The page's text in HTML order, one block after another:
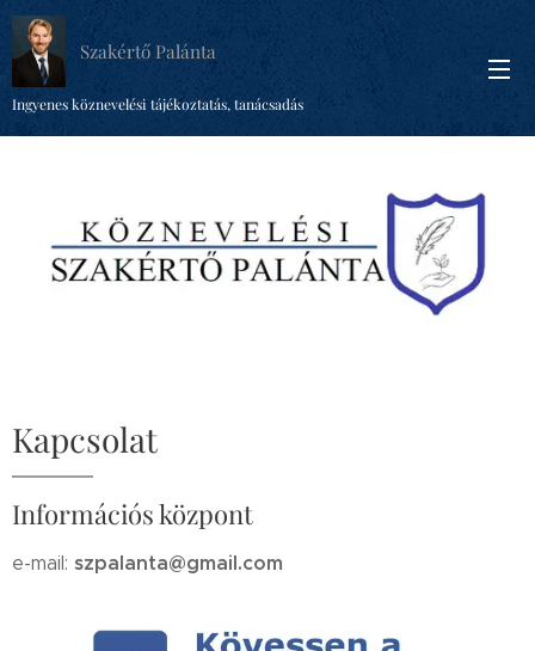
Szakértő Palánta
Ingyenes köznevelési tájékoztatás, tanácsadás
Kapcsolat
Információs központ
e-mail: szpalanta@gmail.com